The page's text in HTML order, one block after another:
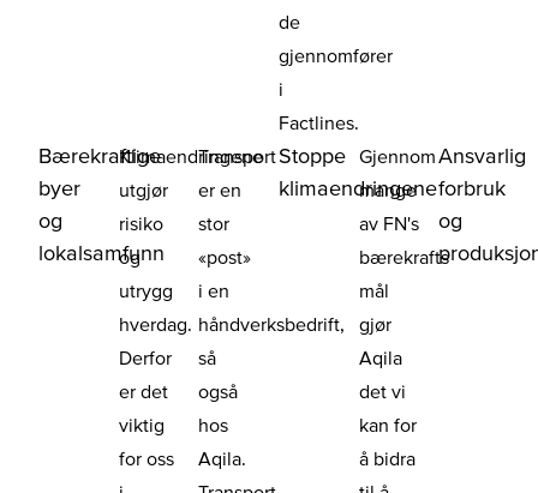
de
gjennomfører
i
Factlines.
Bærekraftige
byer
og
lokalsamfunn
Klimaendringene
utgjør
risiko
og
utrygg
hverdag.
Derfor
er det
viktig
for oss
Transport
er en
stor
«post»
i en
håndverksbedrift,
så
også
hos
Aqila.
Stoppe
klimaendringene
Gjennom
mange
av FN's
bærekrafts
mål
gjør
Aqila
det vi
kan for
å bidra
Ansvarlig
forbruk
og